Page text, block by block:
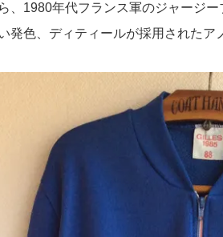
、1980年代フランス軍のジャージー
発色、ディティールが採用されたア